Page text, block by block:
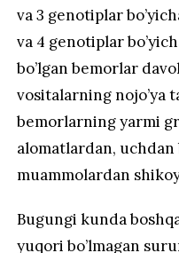
va 3 genotiplar
va 4 genotiplar
bo’lgan bemorlar
vositalarning nojo’ya
bemorlarning yarmi
alomatlardan,
muammolardan
Bugungi kunda
yuqori bo’lmagan